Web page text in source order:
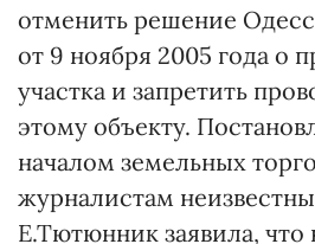
отменить решение
от 9 ноября 2005 года о
участка и запретить
этому объекту.
началом земельных
журналистам
Е.Тютюнник заявила, что